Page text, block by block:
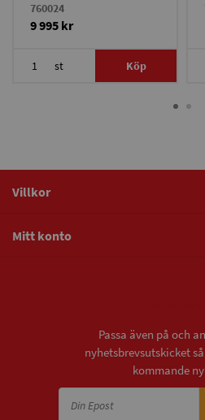
760024
9 995 kr
st Köp
Villkor
Mitt konto
Passa även på och
nyhetsbrevsutskicket
kommande